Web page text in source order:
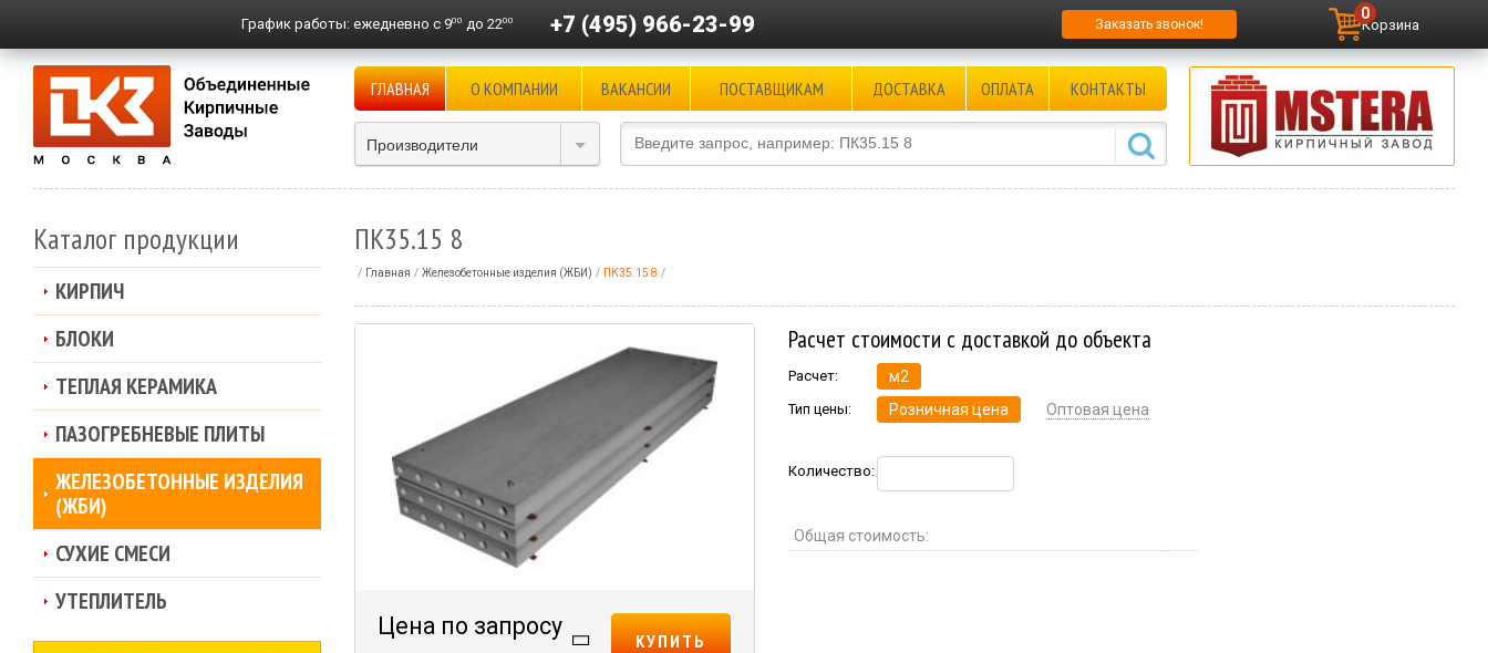
График работы: ежедневно с 900 до 2200 +7 (495) 966-23-99 Заказать звонок! Корзина
0
ГЛАВНАЯ О КОМПАНИИ ВАКАНСИИ ПОСТАВЩИКАМ ДОСТАВКА ОПЛАТА КОНТАКТЫ
Производители
ПК35.15 8
Главная Железобетонные изделия (ЖБИ) ПК35.15 8
Цена по запросу
КУПИТЬ
Расчет стоимости с доставкой до объекта
Расчет: м2
Тип цены: Розничная цена Оптовая цена
Количество:
Общая стоимость:
Каталог продукции
КИРПИЧ
БЛОКИ
ТЕПЛАЯ КЕРАМИКА
ПАЗОГРЕБНЕВЫЕ ПЛИТЫ
ЖЕЛЕЗОБЕТОННЫЕ ИЗДЕЛИЯ
(ЖБИ)
СУХИЕ СМЕСИ
УТЕПЛИТЕЛЬ